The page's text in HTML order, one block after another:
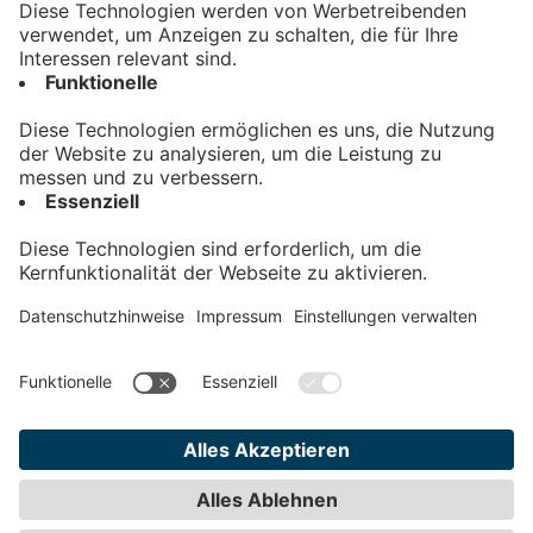
Kontakt
Impressum
Teilnahmebedingungen
Privatsphäre